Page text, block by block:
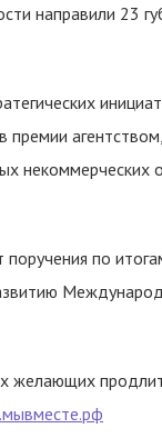
направили 23
премии
некоммерческих
по
желающих